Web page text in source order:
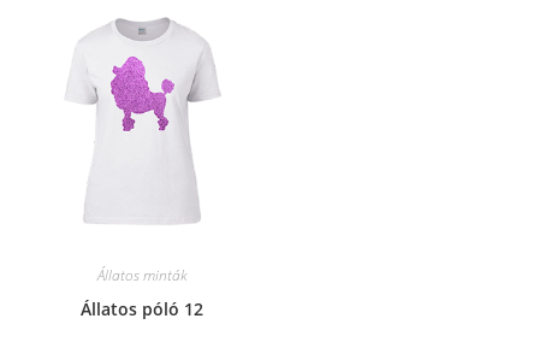
Állatos minták
Állatos póló 12